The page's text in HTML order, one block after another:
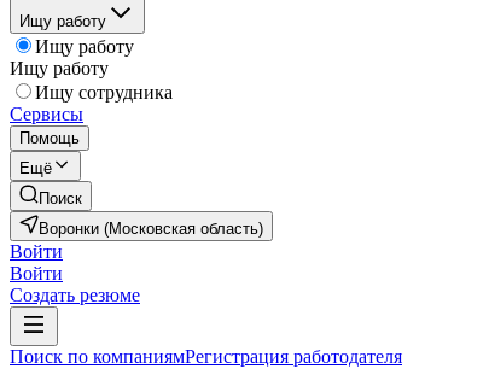
Ищу работу
Ищу работу
Ищу работу
Ищу сотрудника
Сервисы
Помощь
Ещё
Поиск
Воронки (Московская область)
Войти
Войти
Создать резюме
Поиск по компаниямРегистрация работодателя